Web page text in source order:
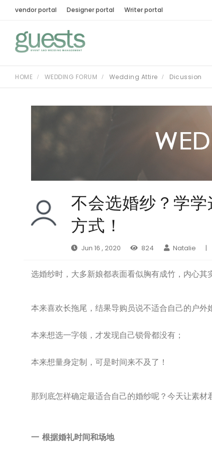
vendor portal Designer portal Writer portal
HOME WEDDING FORUM Wedding Attire Dicussion
不会选婚纱？学
方式！
Jun 16 , 2020 824 Natalie |
选婚纱时，大多新娘都表面看似胸有成竹，内心其
本来喜欢长拖尾，结果导购员说不适合自己的户外
本来想选一字领，才发现自己锁骨都没有；
本来想量身定制，可是时间来不及了！
那到底怎样确定最适合自己的婚纱呢？今天让素材
一 根据婚礼时间和场地